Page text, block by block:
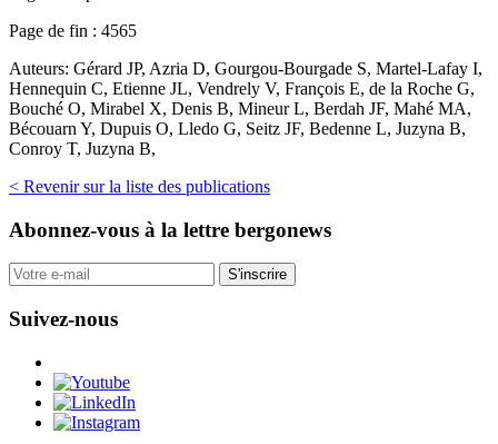
Page de fin : 4565
Auteurs: Gérard JP, Azria D, Gourgou-Bourgade S, Martel-Lafay I,
Hennequin C, Etienne JL, Vendrely V, François E, de la Roche G,
Bouché O, Mirabel X, Denis B, Mineur L, Berdah JF, Mahé MA,
Bécouarn Y, Dupuis O, Lledo G, Seitz JF, Bedenne L, Juzyna B,
Conroy T, Juzyna B,
< Revenir sur la liste des publications
Abonnez-vous à la lettre bergonews
S'inscrire
Suivez-nous